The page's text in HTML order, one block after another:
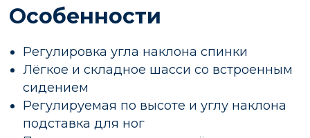
Особенности
Регулировка угла наклона спинки
Лёгкое и складное шасси со встроенным
сидением
Регулируемая по высоте и углу наклона
подставка для ног